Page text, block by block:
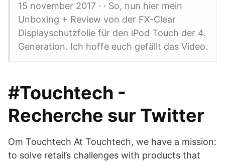
15 november 2017 · · So, nun hier mein
Unboxing + Review von der FX-Clear
Displayschutzfolie für den iPod Touch der 4.
Generation. Ich hoffe euch gefällt das Video.
#Touchtech -
Recherche sur Twitter
Om Touchtech At Touchtech, we have a mission:
to solve retail’s challenges with products that